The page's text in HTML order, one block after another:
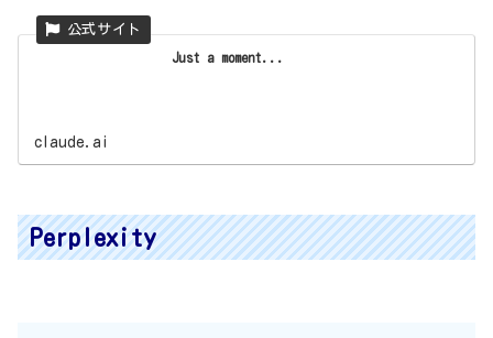
Just a moment...
claude.ai
Perplexity